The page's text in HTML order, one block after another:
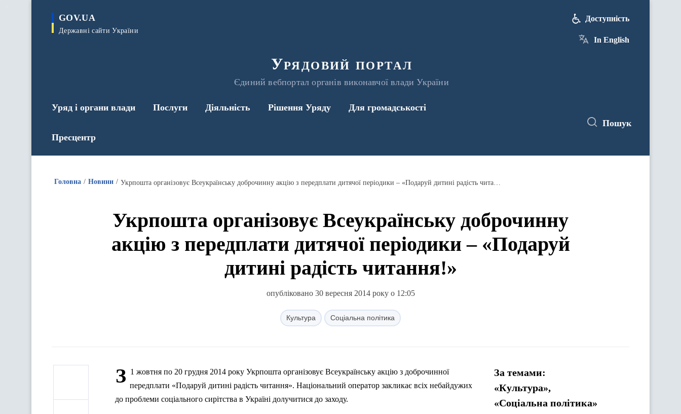
GOV.UA
Державні сайти України
Урядовий портал
Єдиний вебпортал органів виконавчої влади України
Доступність
In English
Уряд і органи влади Послуги Діяльність Рішення Уряду Для громадськості
Пресцентр
Пошук
Головна Новини Укрпошта організовує Всеукраїнську доброчинну акцію з передплати дитячої періодики – «Подаруй дитині радість читання!»
Укрпошта організовує Всеукраїнську доброчинну
акцію з передплати дитячої періодики – «Подаруй
дитині радість читання!»
опубліковано 30 вересня 2014 року о 12:05
Культура Соціальна політика
З 1 жовтня по 20 грудня 2014 року Укрпошта організовує Всеукраїнську акцію з доброчинної
передплати «Подаруй дитині радість читання». Національний оператор закликає всіх небайдужих
до проблеми соціального сирітства в Україні долучитися до заходу.
За темами:
«Культура»,
«Соціальна політика»